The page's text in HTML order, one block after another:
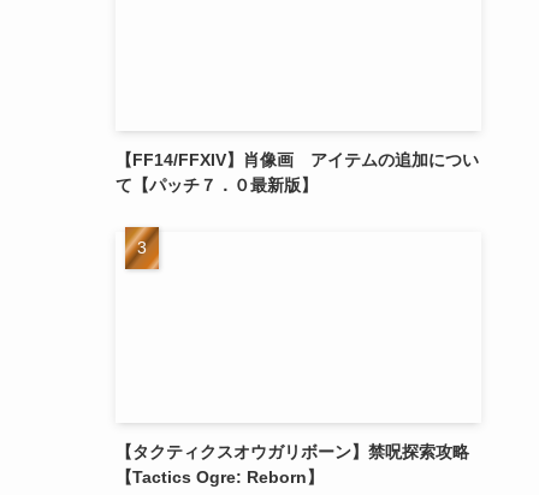
【FF14/FFXIV】肖像画 アイテムの追加につい
て【パッチ７．０最新版】
【タクティクスオウガリボーン】禁呪探索攻略
【Tactics Ogre: Reborn】